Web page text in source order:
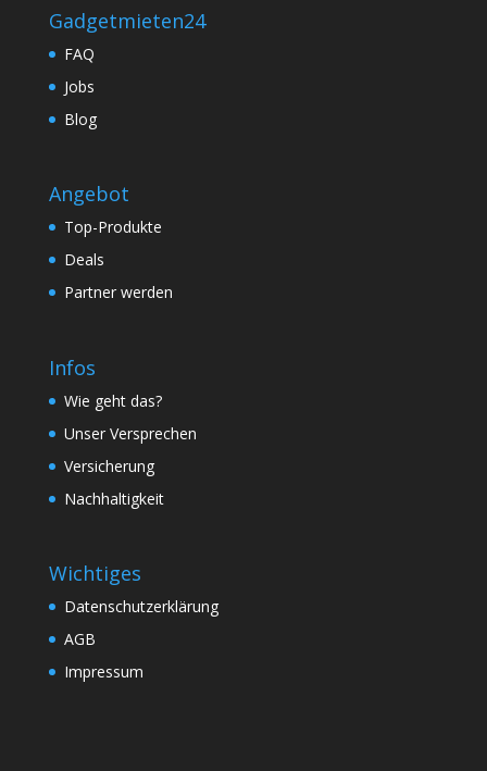
Gadgetmieten24
FAQ
Jobs
Blog
Angebot
Top-Produkte
Deals
Partner werden
Infos
Wie geht das?
Unser Versprechen
Versicherung
Nachhaltigkeit
Wichtiges
Datenschutzerklärung
AGB
Impressum